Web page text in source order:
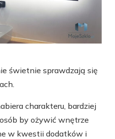
świetnie sprawdzają się
charakteru, bardziej
by ożywić wnętrze
w kwestii dodatków i